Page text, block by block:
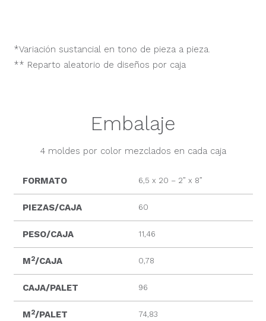
*Variación sustancial en tono de pieza a pieza.
** Reparto aleatorio de diseños por caja
Embalaje
4 moldes por color mezclados en cada caja
FORMATO 6,5 x 20 – 2” x 8”
PIEZAS/CAJA 60
PESO/CAJA 11,46
M2/CAJA 0,78
CAJA/PALET 96
M2/PALET 74,83